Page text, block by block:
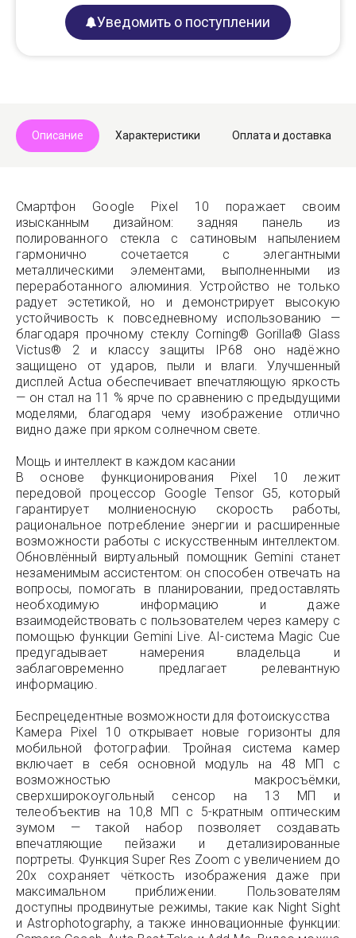
Уведомить о поступлении
Описание Характеристики Оплата и доставка
Смартфон Google Pixel 10 поражает своим
изысканным дизайном: задняя панель из
полированного стекла с сатиновым напылением
гармонично сочетается с элегантными
металлическими элементами, выполненными из
переработанного алюминия. Устройство не только
радует эстетикой, но и демонстрирует высокую
устойчивость к повседневному использованию —
благодаря прочному стеклу Corning® Gorilla® Glass
Victus® 2 и классу защиты IP68 оно надёжно
защищено от ударов, пыли и влаги. Улучшенный
дисплей Actua обеспечивает впечатляющую яркость
— он стал на 11 % ярче по сравнению с предыдущими
моделями, благодаря чему изображение отлично
видно даже при ярком солнечном свете.
Мощь и интеллект в каждом касании
В основе функционирования Pixel 10 лежит
передовой процессор Google Tensor G5, который
гарантирует молниеносную скорость работы,
рациональное потребление энергии и расширенные
возможности работы с искусственным интеллектом.
Обновлённый виртуальный помощник Gemini станет
незаменимым ассистентом: он способен отвечать на
вопросы, помогать в планировании, предоставлять
необходимую информацию и даже
взаимодействовать с пользователем через камеру с
помощью функции Gemini Live. AI-система Magic Cue
предугадывает намерения владельца и
заблаговременно предлагает релевантную
информацию.
Беспрецедентные возможности для фотоискусства
Камера Pixel 10 открывает новые горизонты для
мобильной фотографии. Тройная система камер
включает в себя основной модуль на 48 МП с
возможностью макросъёмки,
сверхширокоугольный сенсор на 13 МП и
телеобъектив на 10,8 МП с 5-кратным оптическим
зумом — такой набор позволяет создавать
впечатляющие пейзажи и детализированные
портреты. Функция Super Res Zoom с увеличением до
20x сохраняет чёткость изображения даже при
максимальном приближении. Пользователям
доступны продвинутые режимы, такие как Night Sight
и Astrophotography, а также инновационные функции: